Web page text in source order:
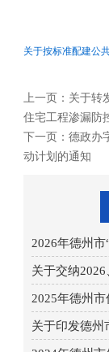
关于按标准配建公
上一页： 关于转
住宅工程渗漏防
下一页： 德政办
动计划的通知
2026年德州
目公示
关于交纳2026
知
2025年德州
选获奖项目公
关于印发德州
设指引的通知